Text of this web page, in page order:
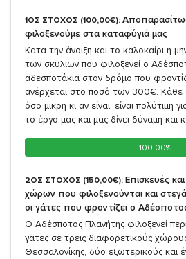
1ΟΣ ΣΤΟΧΟΣ (100,00€):
φιλοξενούμε στα καταφύγιά μας
Κατα την άνοιξη και το καλοκαίρι η
των σκυλιών που φιλοξενεί ο
αδεσποτάκια στον δρόμο που
ανέρχεται στο ποσό των 300€. Κάθε
όσο μικρή κι αν είναι, είναι πολύτιμη
το έργο μας και μας δίνει δύναμη και
100.00%
100.00%
2ΟΣ ΣΤΟΧΟΣ (150,00€): Επισκευές
χώρων που φιλοξενούνται και
οι γάτες που φροντίζει ο
Ο Αδέσποτος Πλανήτης φιλοξενεί
γάτες σε τρεις διαφορετικούς
Θεσσαλονίκης, δύο εξωτερικούς και